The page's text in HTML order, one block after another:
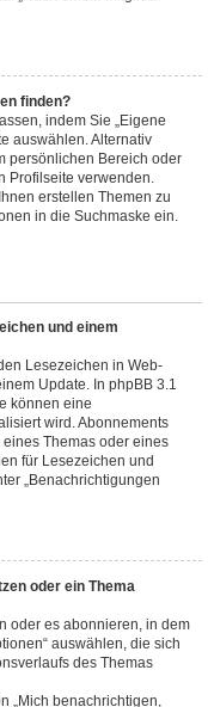
finden?
indem Sie „Eigene
auswählen. Alternativ
persönlichen Bereich oder
Profilseite verwenden.
erstellen Themen zu
in die Suchmaske ein.
und einem
Lesezeichen in Web-
Update. In phpBB 3.1
können eine
wird. Abonnements
Themas oder eines
für Lesezeichen und
„Benachrichtigungen
oder ein Thema
oder es abonnieren, in dem
auswählen, die sich
des Themas
„Mich benachrichtigen,